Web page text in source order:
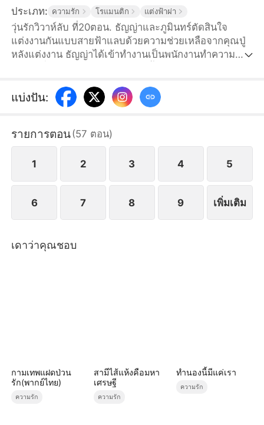
ประเภท: ความรัก โรแมนติก แต่งฟ้าผ่า
วุ่นรักวิวาห์ลับ ที่20ตอน. ธัญญ่าและภูมินทร์ตัดสินใจ
แต่งงานกันแบบสายฟ้าแลบด้วยความช่วยเหลือจากคุณปู่
หลังแต่งงาน ธัญญ่าได้เข้าทำงานเป็นพนักงานทำความ
ที่คิด เมื่อธัญญ่าต้องเผชิญกับสายตาดูถูกจากเพื่อนร่วมงาน
และยังต้องตกเป็นเป้าอาฆาตของแพนเค้ก เพื่อนซี้สมัยเด็ก
รู้สึกเธอแย่งภูมินทร์ไป จึงใส่ร้ายป้ายสีธัญญ่าเพื่อหวัง
ทำลายชีวิตคู่ของทั้งสอง
แบ่งปัน:
รายการตอน(57 ตอน)
1 2 3 4 5
6 7 8 9 เพิ่มเติม
เดาว่าคุณชอบ
กามเทพแฝดป่วน
รัก(พากย์ไทย)
ความรัก
สามีไส้แห้งคือมหา
เศรษฐี
ความรัก
ทำนองนี้มีแค่เรา
ความรัก